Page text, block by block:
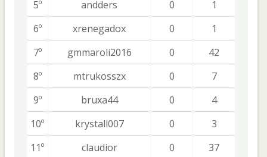
5º andders 0
1
6º
xrenegadox 0
1
7º
gmmaroli2016 0
42
8º
mtrukosszx 0
7
9º
bruxa44 0
4
10º
krystall007 0
3
11º
claudior 0
37